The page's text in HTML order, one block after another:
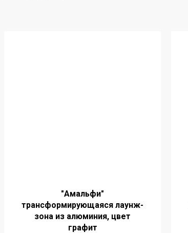
"Амальфи"
трансформирующаяся лаунж-
зона из алюминия, цвет
графит